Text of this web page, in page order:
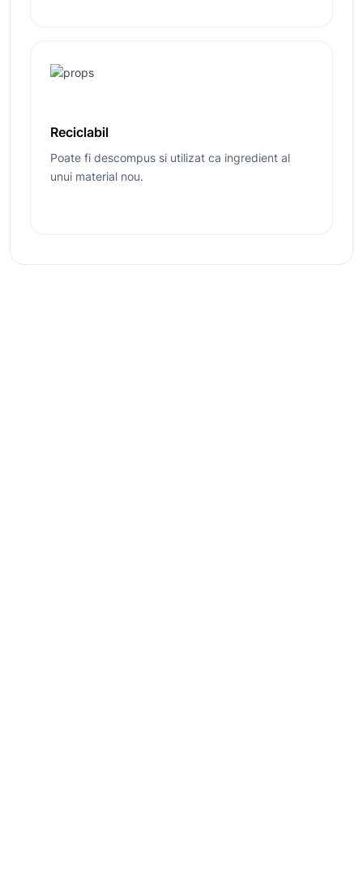
Reciclabil
Poate fi descompus si utilizat ca ingredient al
unui material nou.